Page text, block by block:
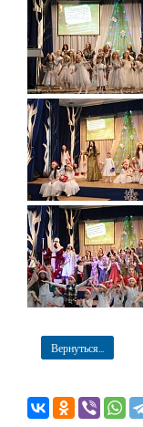
Вернуться...